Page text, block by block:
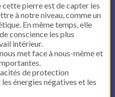
pierre est de capter les
à notre niveau, comme un
En même temps, elle
conscience les plus
intérieur.
met face à nous-même et
de protection
énergies négatives et les